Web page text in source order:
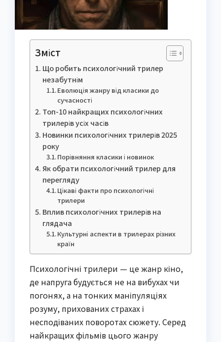
Зміст
Що робить психологічний трилер
незабутнім
Еволюція жанру від класики до
сучасності
Топ-10 найкращих психологічних
трилерів усіх часів
Новинки психологічних трилерів 2025
року
Порівняння класики і новинок
Як обрати психологічний трилер для
перегляду
Цікаві факти про психологічні
трилери
Вплив психологічних трилерів на
глядача
Культурні аспекти в трилерах різних
країн
Психологічні трилери — це жанр кіно,
де напруга будується не на вибухах чи
погонях, а на тонких маніпуляціях
розуму, прихованих страхах і
несподіваних поворотах сюжету. Серед
найкращих фільмів цього жанру